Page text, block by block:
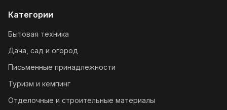
Категории
Бытовая техника
Дача, сад и огород
Письменные принадлежности
Туризм и кемпинг
Отделочные и строительные материалы